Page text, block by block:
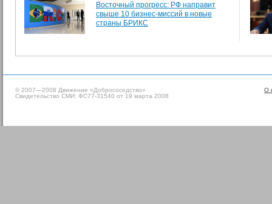
Восточный прогресс: РФ направит
свыше 10 бизнес-миссий в новые
страны БРИКС
О
© 2007—2008 Движение «Добрососедство»
Свидетельство СМИ: ФС77-31540 от 19 марта 2008